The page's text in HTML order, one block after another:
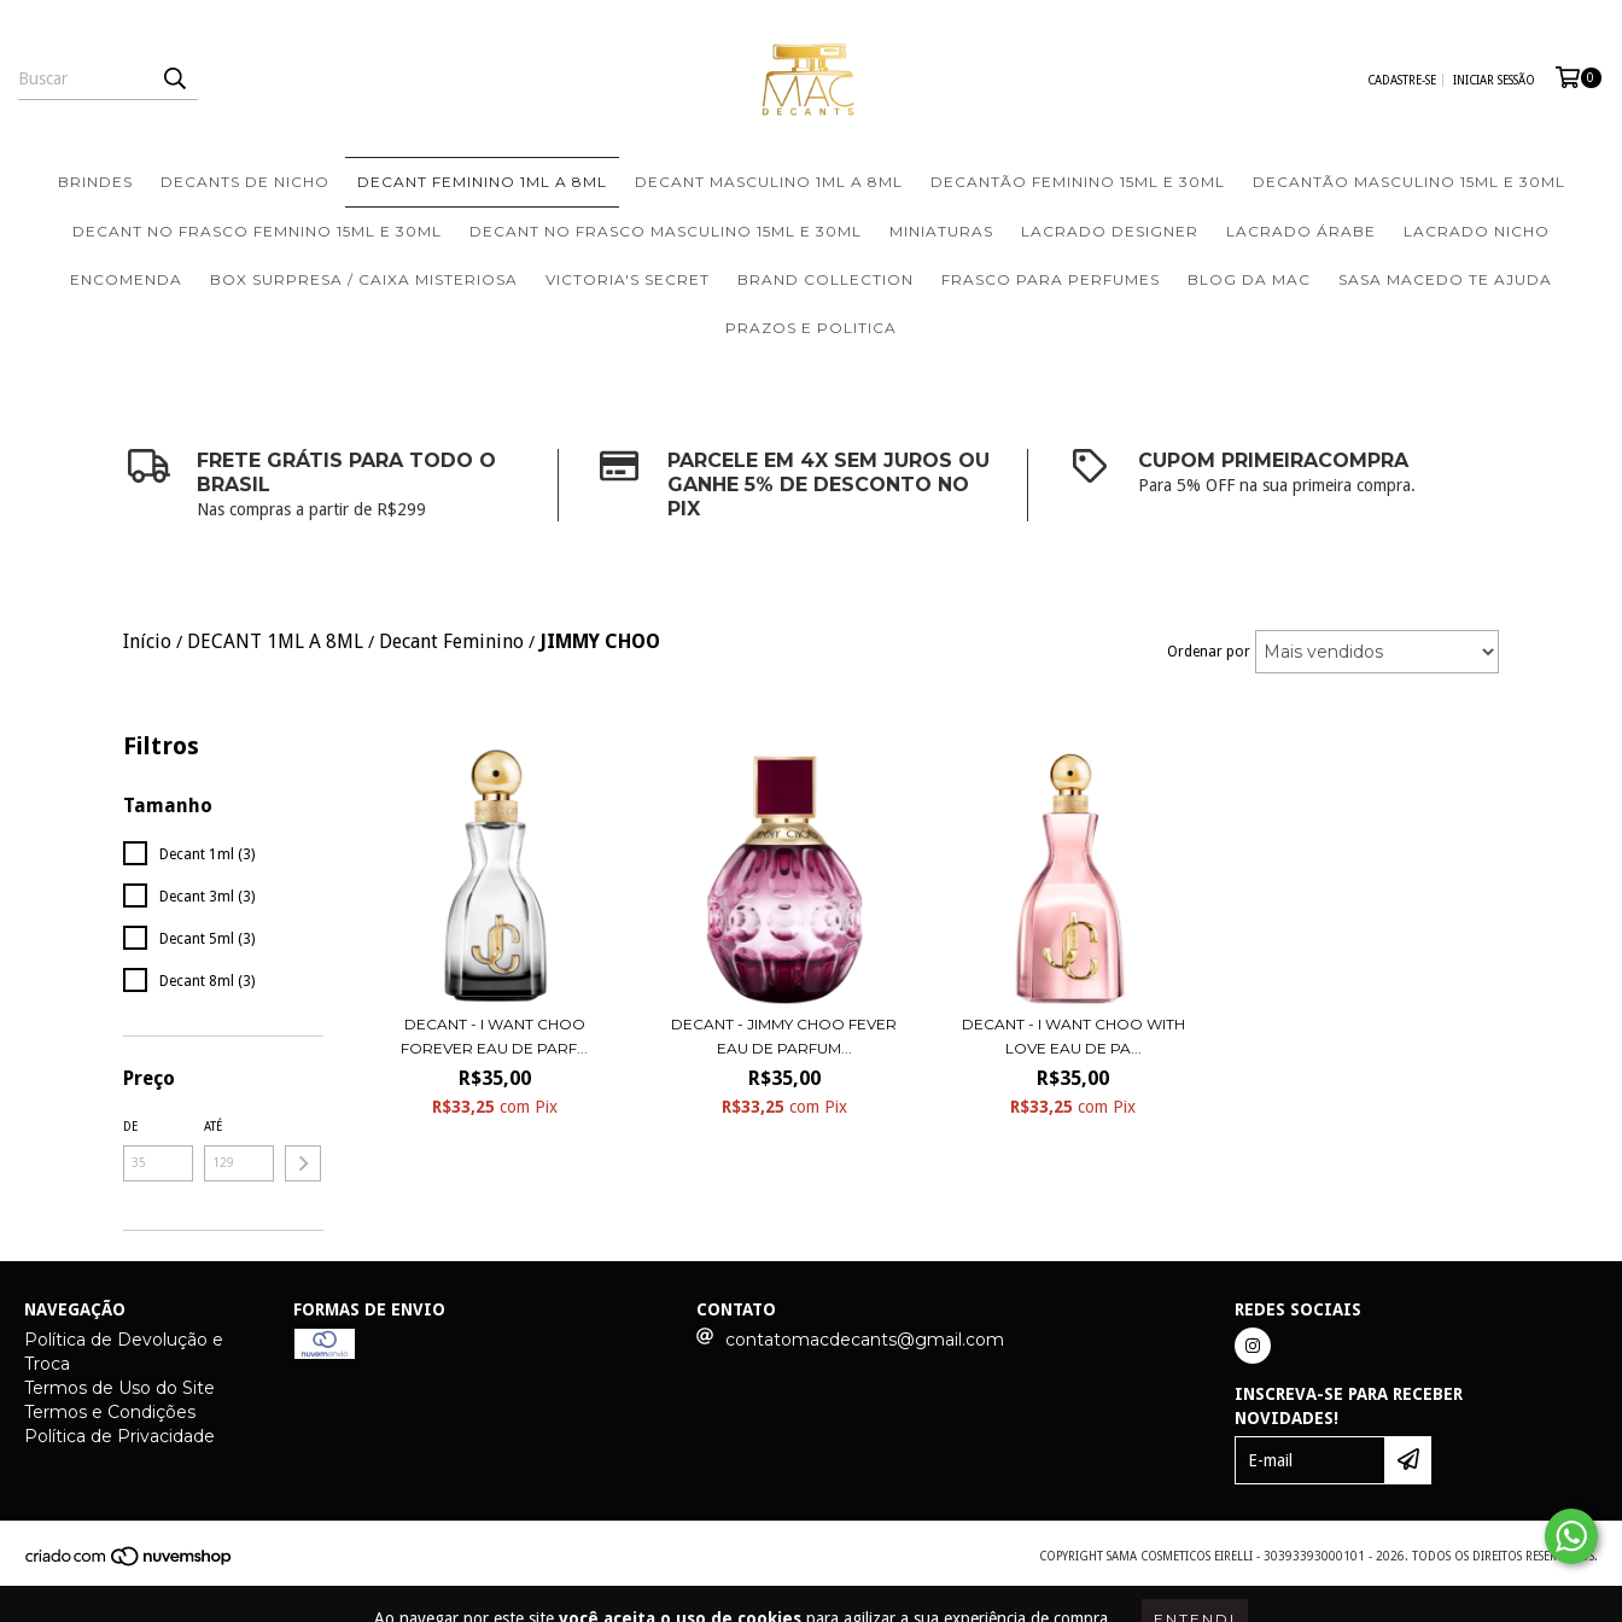
CADASTRE-SE INICIAR SESSÃO 0
BRINDES DECANTS DE NICHO DECANT FEMININO 1ML A 8ML DECANT MASCULINO 1ML A 8ML DECANTÃO FEMININO 15ML E 30ML DECANTÃO MASCULINO 15ML E 30ML
DECANT NO FRASCO FEMNINO 15ML E 30ML DECANT NO FRASCO MASCULINO 15ML E 30ML MINIATURAS LACRADO DESIGNER LACRADO ÁRABE LACRADO NICHO
ENCOMENDA BOX SURPRESA / CAIXA MISTERIOSA VICTORIA'S SECRET BRAND COLLECTION FRASCO PARA PERFUMES BLOG DA MAC SASA MACEDO TE AJUDA
PRAZOS E POLITICA
FRETE GRÁTIS PARA TODO O
BRASIL
Nas compras a partir de R$299
PARCELE EM 4X SEM JUROS OU
GANHE 5% DE DESCONTO NO
PIX
CUPOM PRIMEIRACOMPRA
Para 5% OFF na sua primeira compra.
Início / DECANT 1ML A 8ML / Decant Feminino / JIMMY CHOO Ordenar por
Filtros
Tamanho
Decant 1ml (3)
Decant 3ml (3)
Decant 5ml (3)
Decant 8ml (3)
Preço
DE ATÉ
DECANT - I WANT CHOO
FOREVER EAU DE PARF...
R$35,00
R$33,25 com Pix
DECANT - JIMMY CHOO FEVER
EAU DE PARFUM...
R$35,00
R$33,25 com Pix
DECANT - I WANT CHOO WITH
LOVE EAU DE PA...
R$35,00
R$33,25com Pix
NAVEGAÇÃO
Política de Devolução e
Troca
Termos de Uso do Site
Termos e Condições
Política de Privacidade
FORMAS DE ENVIO CONTATO
contatomacdecants@gmail.com
REDES SOCIAIS
INSCREVA-SE PARA RECEBER
NOVIDADES!
COPYRIGHT SAMA COSMETICOS EIRELLI - 30393393000101 - 2026. TODOS OS DIREITOS RESERVADOS.